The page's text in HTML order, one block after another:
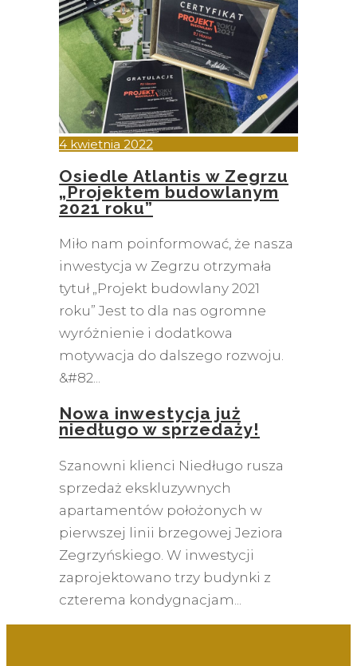
4 kwietnia 2022
Osiedle Atlantis w Zegrzu
„Projektem budowlanym
2021 roku”
Miło nam poinformować, że nasza
inwestycja w Zegrzu otrzymała
tytuł „Projekt budowlany 2021
roku” Jest to dla nas ogromne
wyróżnienie i dodatkowa
motywacja do dalszego rozwoju.
&#82
Nowa inwestycja już
niedługo w sprzedaży!
Szanowni klienci Niedługo rusza
sprzedaż ekskluzywnych
apartamentów położonych w
pierwszej linii brzegowej Jeziora
Zegrzyńskiego. W inwestycji
zaprojektowano trzy budynki z
czterema kondygnacjam